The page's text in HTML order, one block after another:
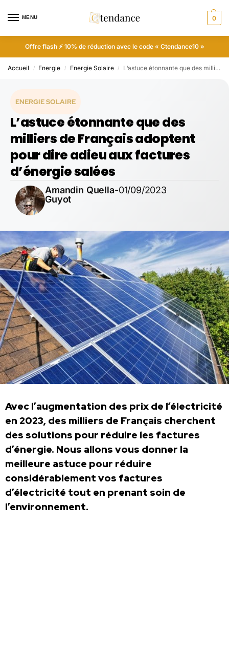
MENU 0
Offre flash ⚡ 10% de réduction avec le code « Ctendance10 »
Accueil / Energie / Energie Solaire / L’astuce étonnante que des milliers de Français adoptent pour dire adieu aux factures d’énergie salées
ENERGIE SOLAIRE
L’astuce étonnante que des
milliers de Français adoptent
pour dire adieu aux factures
d’énergie salées
Amandin Quella-
Guyot
01/09/2023
Avec l’augmentation des prix de l’électricité
en 2023, des milliers de Français cherchent
des solutions pour réduire les factures
d’énergie. Nous allons vous donner la
meilleure astuce pour réduire
considérablement vos factures
d’électricité tout en prenant soin de
l’environnement.